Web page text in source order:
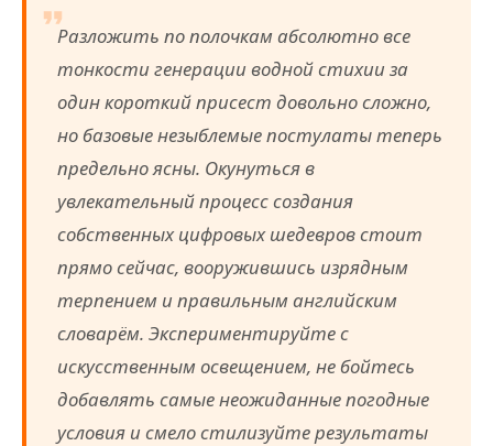
Разложить по полочкам абсолютно все
тонкости генерации водной стихии за
один короткий присест довольно сложно,
но базовые незыблемые постулаты теперь
предельно ясны. Окунуться в
увлекательный процесс создания
собственных цифровых шедевров стоит
прямо сейчас, вооружившись изрядным
терпением и правильным английским
словарём. Экспериментируйте с
искусственным освещением, не бойтесь
добавлять самые неожиданные погодные
условия и смело стилизуйте результаты